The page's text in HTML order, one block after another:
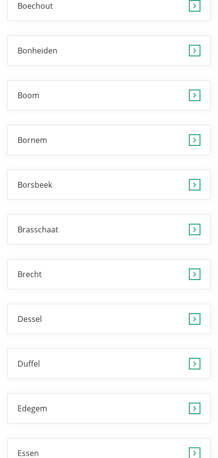
Boechout
Bonheiden
Boom
Bornem
Borsbeek
Brasschaat
Brecht
Dessel
Duffel
Edegem
Essen